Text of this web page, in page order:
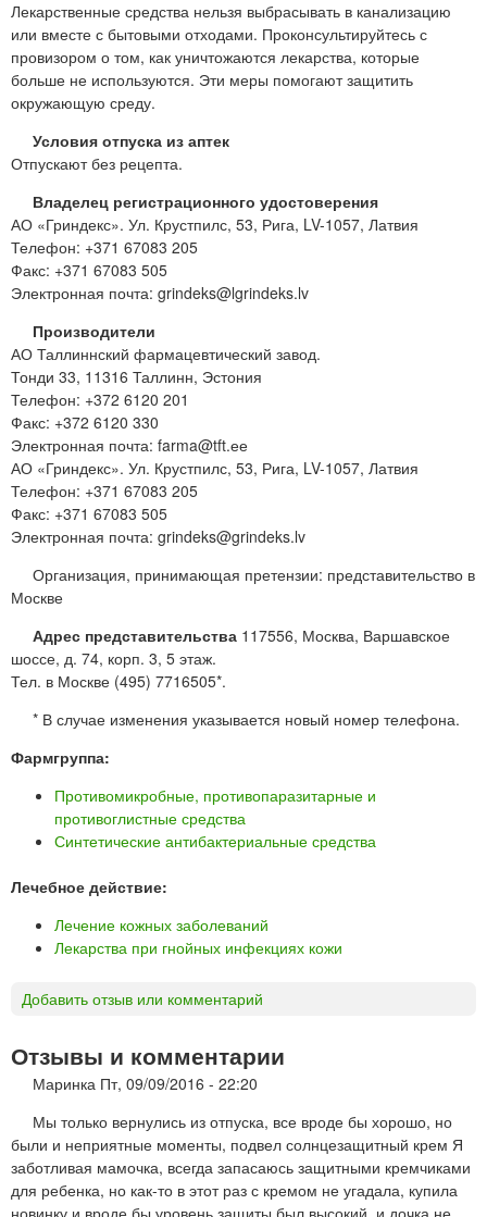
Лекарственные средства нельзя выбрасывать в канализацию
или вместе с бытовыми отходами. Проконсультируйтесь с
провизором о том, как уничтожаются лекарства, которые
больше не используются. Эти меры помогают защитить
окружающую среду.
Условия отпуска из аптек
Отпускают без рецепта.
Владелец регистрационного удостоверения
АО «Гриндекс». Ул. Крустпилс, 53, Рига, LV-1057, Латвия
Телефон: +371 67083 205
Факс: +371 67083 505
Электронная почта: grindeks@lgrindeks.lv
Производители
АО Таллиннский фармацевтический завод.
Тонди 33, 11316 Таллинн, Эстония
Телефон: +372 6120 201
Факс: +372 6120 330
Электронная почта: farma@tft.ее
АО «Гриндекс». Ул. Крустпилс, 53, Рига, LV-1057, Латвия
Телефон: +371 67083 205
Факс: +371 67083 505
Электронная почта: grindeks@grindeks.lv
Организация, принимающая претензии: представительство в
Москве
Адрес представительства 117556, Москва, Варшавское
шоссе, д. 74, корп. 3, 5 этаж.
Тел. в Москве (495) 7716505*.
* В случае изменения указывается новый номер телефона.
Фармгруппа:
Противомикробные, противопаразитарные и
противоглистные средства
Синтетические антибактериальные средства
Лечебное действие:
Лечение кожных заболеваний
Лекарства при гнойных инфекциях кожи
Добавить отзыв или комментарий
Отзывы и комментарии
Маринка Пт, 09/09/2016 - 22:20
Мы только вернулись из отпуска, все вроде бы хорошо, но
были и неприятные моменты, подвел солнцезащитный крем Я
заботливая мамочка, всегда запасаюсь защитными кремчиками
для ребенка, но как-то в этот раз с кремом не угадала, купила